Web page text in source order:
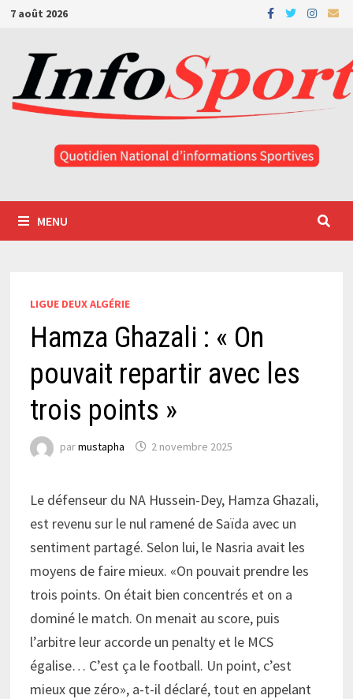
Passer
contenu
7 août 2026
MENU
LIGUE DEUX ALGÉRIE
Hamza Ghazali : « On
pouvait repartir avec les
trois points »
parmustapha 2 novembre 2025
Le défenseur du NA Hussein-Dey, Hamza Ghazali,
est revenu sur le nul ramené de Saïda avec un
sentiment partagé. Selon lui, le Nasria avait les
moyens de faire mieux. «On pouvait prendre les
trois points. On était bien concentrés et on a
dominé le match. On menait au score, puis
l’arbitre leur accorde un penalty et le MCS
égalise… C’est ça le football. Un point, c’est
mieux que zéro», a-t-il déclaré, tout en appelant